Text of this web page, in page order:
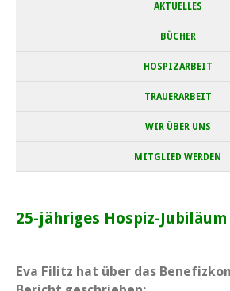
AKTUELLES
BÜCHER
HOSPIZARBEIT
TRAUERARBEIT
WIR ÜBER UNS
MITGLIED WERDEN
25-jähriges Hospiz-Jubiläum
Eva Filitz hat über das